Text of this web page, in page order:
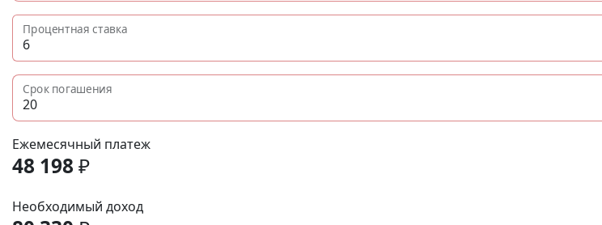
Процентная ставка
Срок погашения
Ежемесячный платеж
48 198 ₽
Необходимый доход